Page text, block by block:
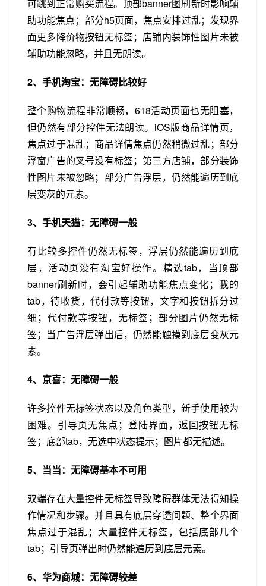
可跳到正常购买流程。顶部banner图刷新时影响辅
助功能焦点；部分h5页面，焦点安排过乱；发现界
面更多降价物按钮无标签；店铺内装饰性图片未被
辅助功能忽略，并且无朗读。
2、手机淘宝：无障碍比较好
整个购物流程非常顺畅，618活动页面也无阻塞，
但仍然有部分控件无法朗读。iOS版商品详情页，
焦点过于混乱；商品详情焦点仍然稍微过乱；部分
浮窗广告的叉号没有标签；第三方店铺，部分装饰
性图片未被忽略；部分广告浮层，仍然能遍历到底
层变灰的元素。
3、手机天猫：无障碍一般
有比较多控件仍然无标签，浮层仍然能遍历到底
层，活动页没有淘宝好操作。精选tab，当顶部
banner刷新时，会引起辅助功能焦点变化；我的
tab，待收货，代付款等按钮，文字和按钮拆分过
细；代付款等按钮，无标签；部分图片仍然无标
签；当广告浮层弹出后，仍然能触摸到底层变灰元
素。
4、京喜：无障碍一般
许多控件无标签状态以及角色类型，新手使用较为
困难。引导页无焦点；登陆界面，返回按钮无标
签；底部tab，无选中状态提示；图片都无描述。
5、当当：无障碍基本不可用
双端存在大量控件无标签导致障碍群体无法得知操
作情况和步骤。并且具有底层穿透问题、整个界面
焦点过于混乱；大量控件无标签，包括底部几个
tab；引导页弹出时仍然能遍历到底层元素。
6、华为商城：无障碍较差